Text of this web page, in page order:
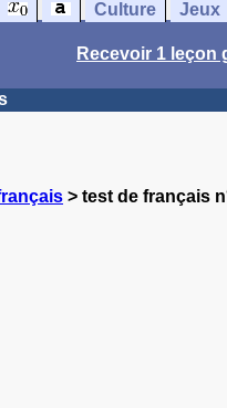
Culture Jeux
Recevoir 1 leçon
> test de français